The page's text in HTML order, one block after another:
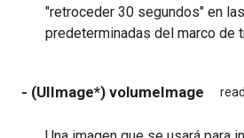
"retroceder 30 segundos" en
predeterminadas del marco de
- (UIImage*) volumeImage read